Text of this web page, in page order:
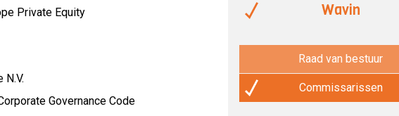
Private Equity
Governance Code
Wavin
Raad van bestuur
Commissarissen